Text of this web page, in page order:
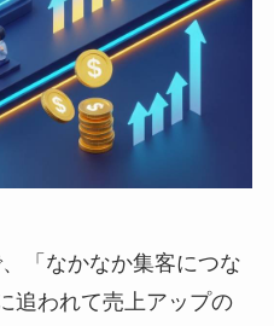
「なかなか集客につな
追われて売上アップの